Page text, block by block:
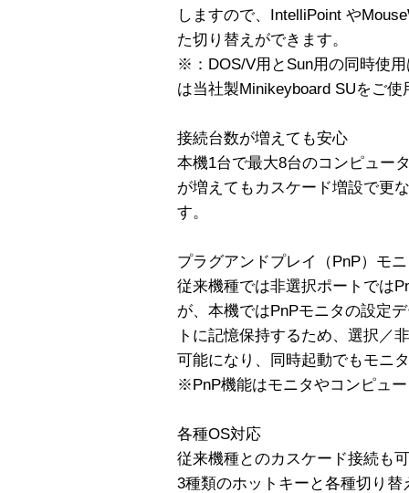
しますので、IntelliPoint や
た切り替えができます。
※：DOS/V用とSun用の同時使
は当社製Minikeyboard SUをご使
接続台数が増えても安心
本機1台で最大8台のコンピュー
が増えてもカスケード増設で更
す。
プラグアンドプレイ（PnP）モ
従来機種では非選択ポートでは
が、本機ではPnPモニタの設定
トに記憶保持するため、選択／
可能になり、同時起動でもモニ
※PnP機能はモニタやコンピュ
各種OS対応
従来機種とのカスケード接続も
3種類のホットキーと各種切り替